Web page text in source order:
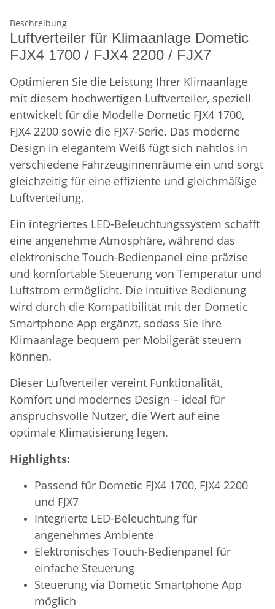
Beschreibung
Luftverteiler für Klimaanlage Dometic
FJX4 1700 / FJX4 2200 / FJX7
Optimieren Sie die Leistung Ihrer Klimaanlage
mit diesem hochwertigen Luftverteiler, speziell
entwickelt für die Modelle Dometic FJX4 1700,
FJX4 2200 sowie die FJX7-Serie. Das moderne
Design in elegantem Weiß fügt sich nahtlos in
verschiedene Fahrzeuginnenräume ein und sorgt
gleichzeitig für eine effiziente und gleichmäßige
Luftverteilung.
Ein integriertes LED-Beleuchtungssystem schafft
eine angenehme Atmosphäre, während das
elektronische Touch-Bedienpanel eine präzise
und komfortable Steuerung von Temperatur und
Luftstrom ermöglicht. Die intuitive Bedienung
wird durch die Kompatibilität mit der Dometic
Smartphone App ergänzt, sodass Sie Ihre
Klimaanlage bequem per Mobilgerät steuern
können.
Dieser Luftverteiler vereint Funktionalität,
Komfort und modernes Design – ideal für
anspruchsvolle Nutzer, die Wert auf eine
optimale Klimatisierung legen.
Highlights:
Passend für Dometic FJX4 1700, FJX4 2200
und FJX7
Integrierte LED-Beleuchtung für
angenehmes Ambiente
Elektronisches Touch-Bedienpanel für
einfache Steuerung
Steuerung via Dometic Smartphone App
möglich